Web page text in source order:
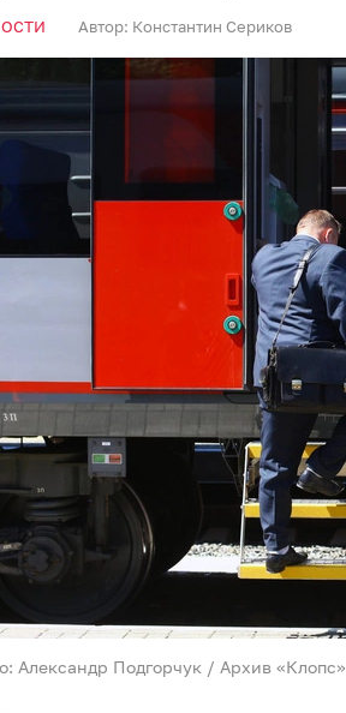
Автор: Константин Сериков
Александр Подгорчук / Архив «Клопс»